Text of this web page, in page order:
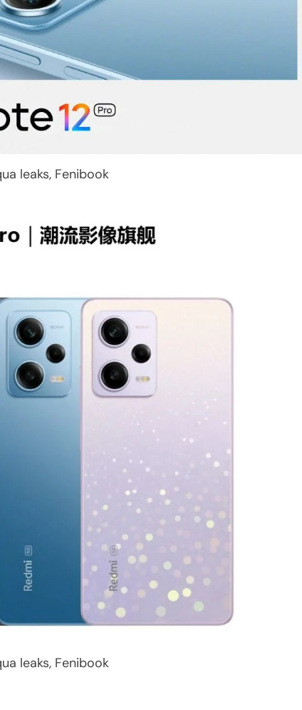
leaks, Fenibook
leaks, Fenibook